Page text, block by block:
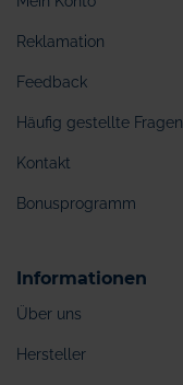
Reklamation
Feedback
Häufig gestellte Fragen
Kontakt
Bonusprogramm
Informationen
Über uns
Hersteller